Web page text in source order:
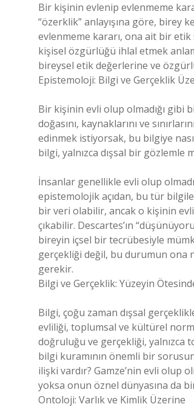
Bir kişinin evlenip evlenmeme
“özerklik” anlayışına göre, birey
evlenmeme kararı, ona ait bir
kişisel özgürlüğü ihlal etmek
bireysel etik değerlerine ve
Epistemoloji: Bilgi ve Gerçeklik
Bir kişinin evli olup olmadığı
doğasını, kaynaklarını ve
edinmek istiyorsak, bu bilgiye
bilgi, yalnızca dışsal bir gözlemle
İnsanlar genellikle evli olup
epistemolojik açıdan, bu tür
bir veri olabilir, ancak o kişinin
çıkabilir. Descartes’ın
bireyin içsel bir tecrübesiyle
gerçekliği değil, bu durumun ona
gerekir.
Bilgi ve Gerçeklik: Yüzeyin
Bilgi, çoğu zaman dışsal
evliliği, toplumsal ve kültürel
doğruluğu ve gerçekliği, yalnızca
bilgi kuramının önemli bir
ilişki vardır? Gamze’nin evli olup
yoksa onun öznel dünyasına da
Ontoloji: Varlık ve Kimlik Üzerine